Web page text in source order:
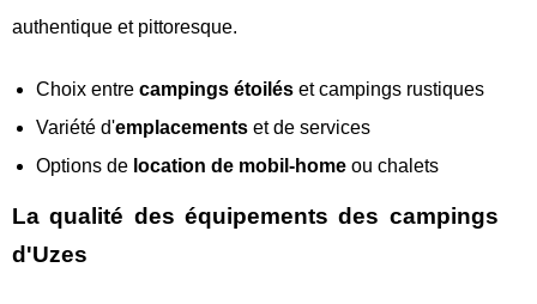
authentique et pittoresque.
Choix entre campings étoilés et campings rustiques
Variété d'emplacements et de services
Options de location de mobil-home ou chalets
La qualité des équipements des campings
d'Uzes